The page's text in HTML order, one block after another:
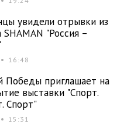
увидели отрывки из
SHAMAN "Россия –
16:48
Победы приглашает на
выставки "Спорт.
Спорт"
15:31